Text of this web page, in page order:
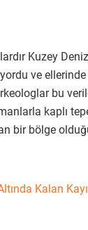
Kuzey
ve ellerinde
bu
kaplı
bir bölge
Kalan